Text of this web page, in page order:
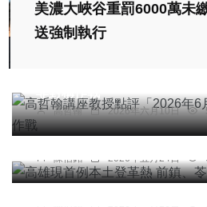
美濃大峽谷重罰6000萬未
送強制執行
高哲翰 2026年六月10日
綜合新聞
高雄現首例本土登革熱 前鎮
陳信銘 2026年五月24日
社會
自來水水量不足寒流洗冷水澡
議
陳信銘 2026年一月16日